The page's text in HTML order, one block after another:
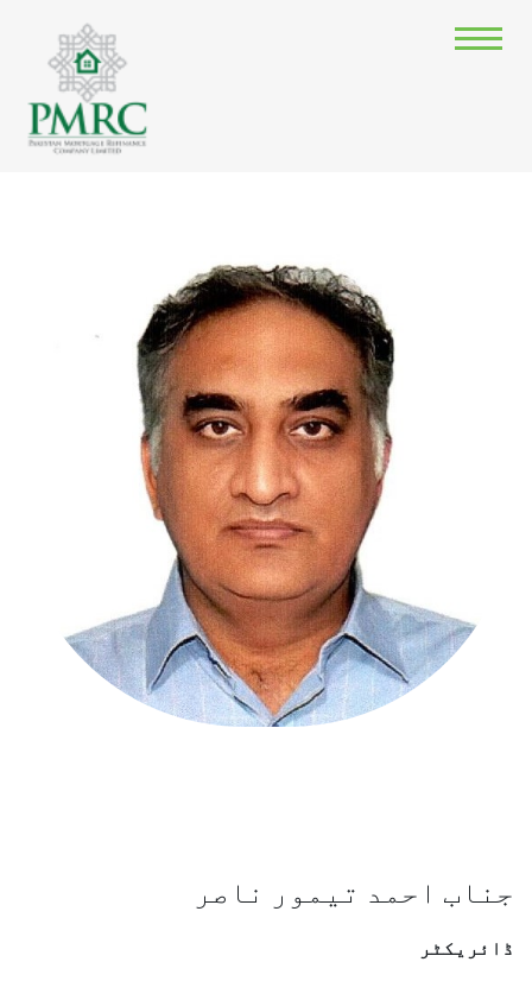
جناب احمد تیمور ناصر
ڈائریکٹر